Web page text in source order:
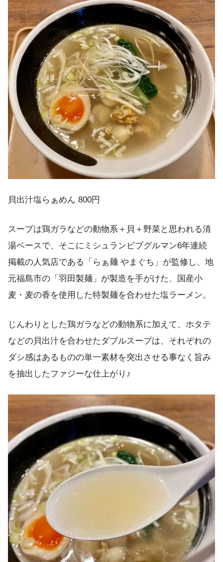
貝出汁塩らぁめん 800円
スープは鶏ガラなどの動物系＋貝＋野菜と思われる清
湯ベースで、そこにミシュランビブグルマン6年連続
掲載の人気店である「らぁ麺 やまぐち」が監修し、地
元福島市の「羽田製麺」が製造を手がけた、国産小
麦・麦の香を使用した特製麺を合わせた塩ラーメン。
じんわりとした鶏ガラなどの動物系に加えて、ホタテ
などの貝出汁を合わせたダブルスープは、それぞれの
ダシ感はあるものの単一素材を突出させる事なく旨み
を抽出したファジーな仕上がり♪